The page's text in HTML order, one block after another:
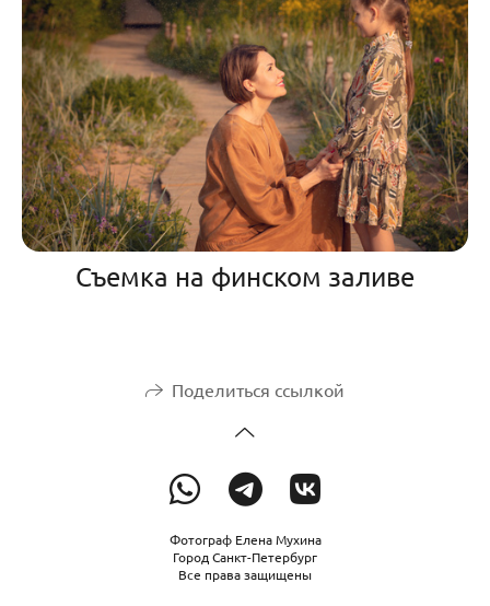
Съемка на финском заливе
Поделиться ссылкой
Фотограф Елена Мухина
Город Санкт-Петербург
Все права защищены